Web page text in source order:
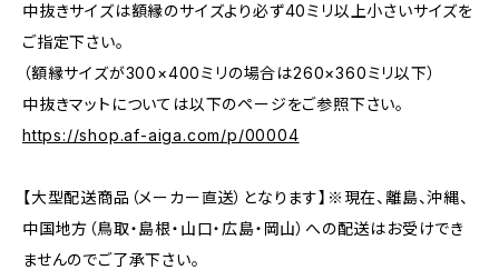
中抜きサイズは額縁のサイズより必ず40ミリ以上小さいサイズを
ご指定下さい。
（額縁サイズが300×400ミリの場合は260×360ミリ以下）
中抜きマットについては以下のページをご参照下さい。
https://shop.af-aiga.com/p/00004
【大型配送商品（メーカー直送）となります】※現在、離島、沖縄、
中国地方（鳥取・島根・山口・広島・岡山）への配送はお受けでき
ませんのでご了承下さい。